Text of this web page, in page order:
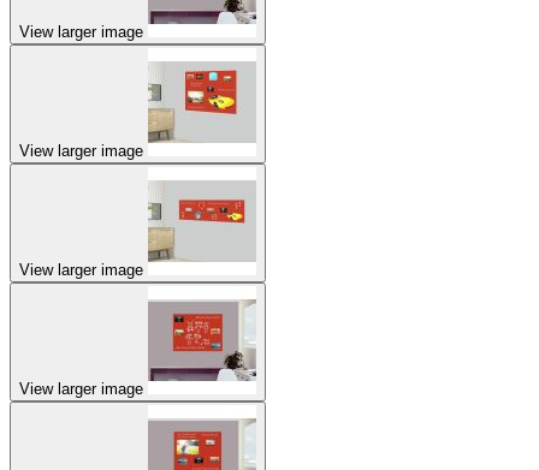
View larger image
View larger image
View larger image
View larger image